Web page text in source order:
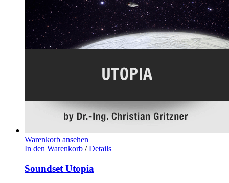
Warenkorb ansehen
In den Warenkorb / Details
Soundset Utopia